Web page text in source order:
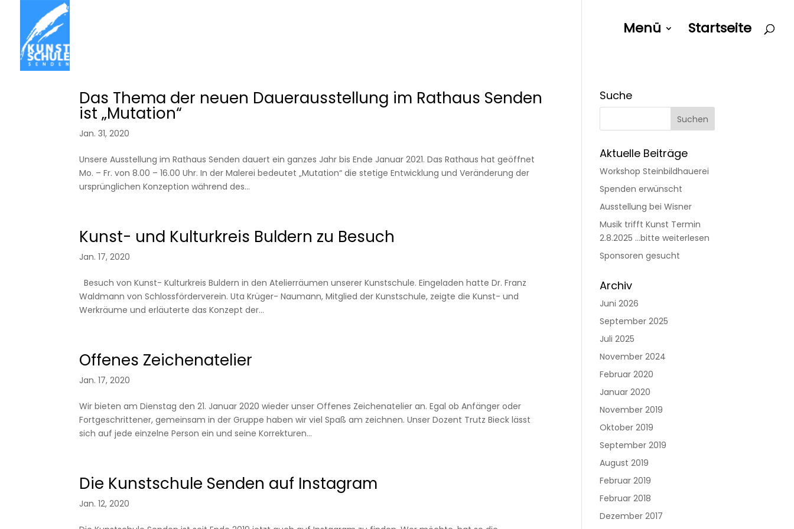
Menü Startseite
Das Thema der neuen Dauerausstellung im Rathaus Senden
ist „Mutation“
Jan. 31, 2020
Unsere Ausstellung im Rathaus Senden dauert ein ganzes Jahr bis Ende Januar 2021. Das Rathaus hat geöffnet
Mo. – Fr. von 8.00 – 16.00 Uhr. In der Malerei bedeutet „Mutation“ die stetige Entwicklung und Veränderung der
ursprünglichen Konzeption während des...
Kunst- und Kulturkreis Buldern zu Besuch
Jan. 17, 2020
Besuch von Kunst- Kulturkreis Buldern in den Atelierräumen unserer Kunstschule. Eingeladen hatte Dr. Franz
Waldmann von Schlossförderverein. Uta Krüger- Naumann, Mitglied der Kunstschule, zeigte die Kunst- und
Werkräume und erläuterte das Konzept der...
Offenes Zeichenatelier
Jan. 17, 2020
Wir bieten am Dienstag den 21. Januar 2020 wieder unser Offenes Zeichenatelier an. Egal ob Anfänger oder
Fortgeschrittener, gemeinsam in der Gruppe haben wir viel Spaß am zeichnen. Unser Dozent Trutz Bieck lässt
sich auf jede einzelne Person ein und seine Korrekturen...
Die Kunstschule Senden auf Instagram
Jan. 12, 2020
Suche
Aktuelle Beiträge
Workshop Steinbildhauerei
Spenden erwünscht
Ausstellung bei Wisner
Musik trifft Kunst Termin
2.8.2025 …bitte weiterlesen
Sponsoren gesucht
Archiv
Juni 2026
September 2025
Juli 2025
November 2024
Februar 2020
Januar 2020
November 2019
Oktober 2019
September 2019
August 2019
Februar 2019
Februar 2018
Dezember 2017